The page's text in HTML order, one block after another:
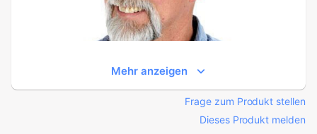
Mehr anzeigen
Frage zum Produkt stellen
Dieses Produkt melden